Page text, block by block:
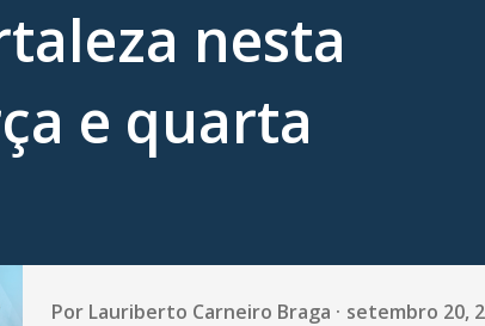
nesta
e quarta
Por Lauriberto Carneiro Braga setembro 20,